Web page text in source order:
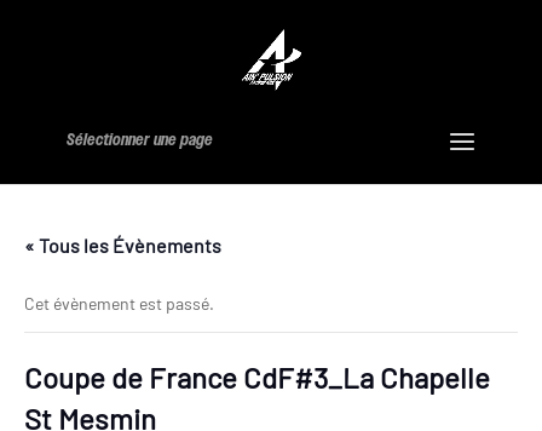
Sélectionner une page
« Tous les Évènements
Cet évènement est passé.
Coupe de France CdF#3_La Chapelle
St Mesmin